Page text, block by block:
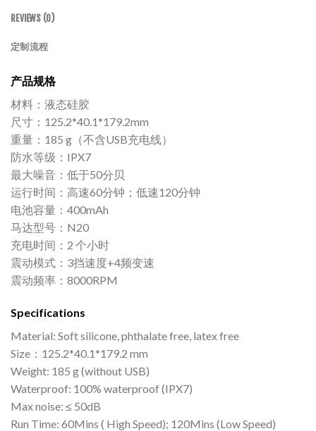
REVIEWS (0)
定制流程
产品规格
材料：液态硅胶
尺寸：125.2*40.1*179.2mm
重量：185 g（不含USB充电线）
防水等级：IPX7
最大噪音：低于50分贝
运行时间：高速60分钟；低速120分钟
电池容量：400mAh
马达型号：N20
充电时间：2 个小时
震动模式：3挡速度+4频变速
震动频率：8000RPM
Specifications
Material: Soft silicone, phthalate free, latex free
Size：125.2*40.1*179.2 mm
Weight: 185 g (without USB)
Waterproof: 100% waterproof (IPX7)
Max noise: ≤ 50dB
Run Time: 60Mins ( High Speed); 120Mins (Low Speed)